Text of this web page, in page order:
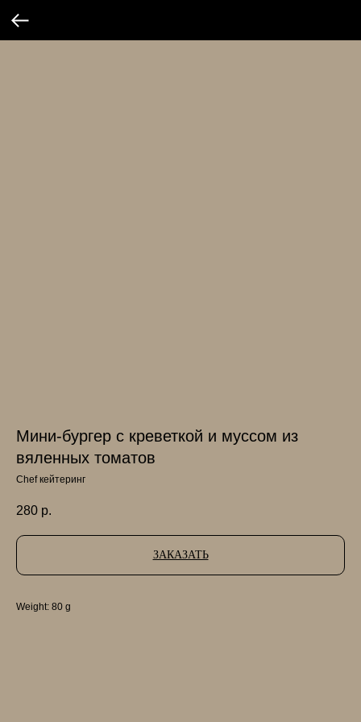
Мини-бургер с креветкой и муссом из
вяленных томатов
Chef кейтеринг
280 р.
ЗАКАЗАТЬ
Weight: 80 g